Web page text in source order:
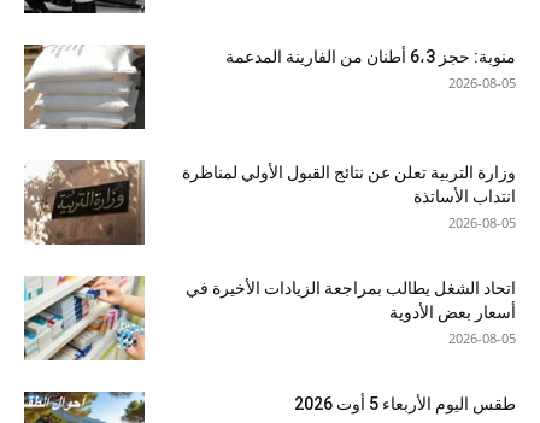
منوبة: حجز 6،3 أطنان من الفارينة المدعمة
2026-08-05
وزارة التربية تعلن عن نتائج القبول الأولي لمناظرة
انتداب الأساتذة
2026-08-05
اتحاد الشغل يطالب بمراجعة الزيادات الأخيرة في
أسعار بعض الأدوية
2026-08-05
طقس اليوم الأربعاء 5 أوت 2026